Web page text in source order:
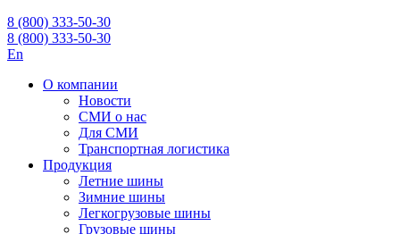
8 (800) 333-50-30
8 (800) 333-50-30
En
О компании
Новости
СМИ о нас
Для СМИ
Транспортная логистика
Продукция
Летние шины
Зимние шины
Легкогрузовые шины
Грузовые шины